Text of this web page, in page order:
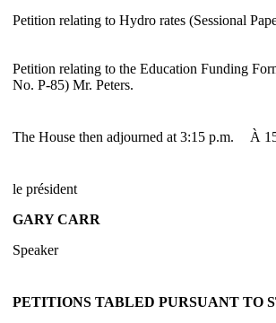
Petition relating to Hydro rates (Sessional
Petition relating to the Education Funding
No. P-85) Mr. Peters.
The House then adjourned at 3:15 p.m. À
le président
GARY CARR
Speaker
PETITIONS TABLED PURSUANT TO